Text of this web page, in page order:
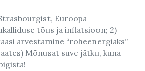
Euroopa
tõus ja inflatsioon; 2)
arvestamine “roheenergiaks”
Mõnusat suve jätku, kuna